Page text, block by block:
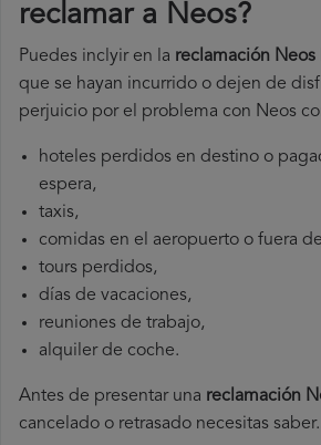
reclamar a Neos​?
Puedes inclyir en la reclamación Neos
que se hayan incurrido o dejen de
perjuicio por el problema con Neos
hoteles perdidos en destino o
espera,
taxis,
comidas en el aeropuerto o fuera
tours perdidos,
días de vacaciones,
reuniones de trabajo,
alquiler de coche.
Antes de presentar una reclamación
cancelado o retrasado necesitas